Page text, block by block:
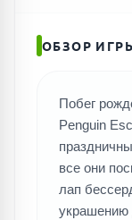
ОБЗОР
Побег
Penguin
все они
лап
украшению